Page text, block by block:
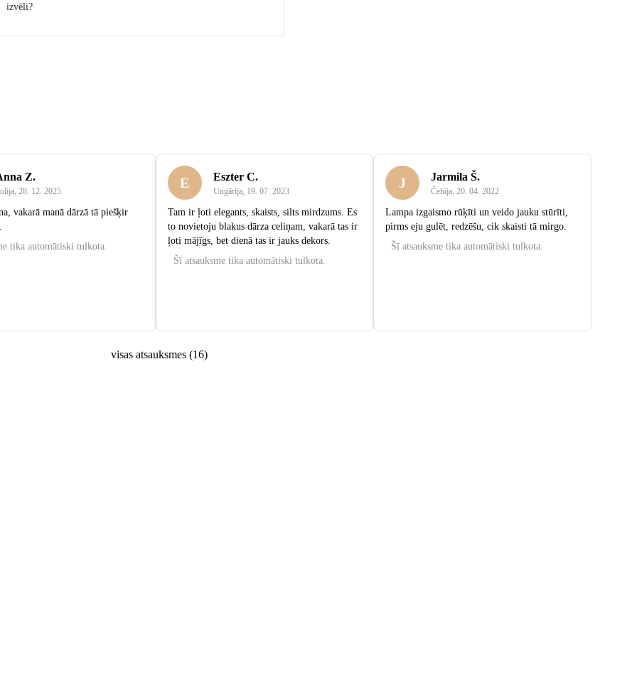
izvēli?
Z.
, 28. 12. 2025
vakarā manā dārzā tā piešķir
tika automātiski tulkota.
E Eszter C.
Ungārija, 19. 07. 2023
Tam ir ļoti elegants, skaists, silts mirdzums. Es
to novietoju blakus dārza celiņam, vakarā tas ir
ļoti mājīgs, bet dienā tas ir jauks dekors.
Šī atsauksme tika automātiski tulkota.
J Jarmila Š.
Čehija,20. 04. 2022
Lampa izgaismo rūķīti un veido jauku stūrīti,
pirms eju gulēt, redzēšu, cik skaisti tā mirgo.
Šī atsauksme tika automātiski tulkota.
visas atsauksmes (16)